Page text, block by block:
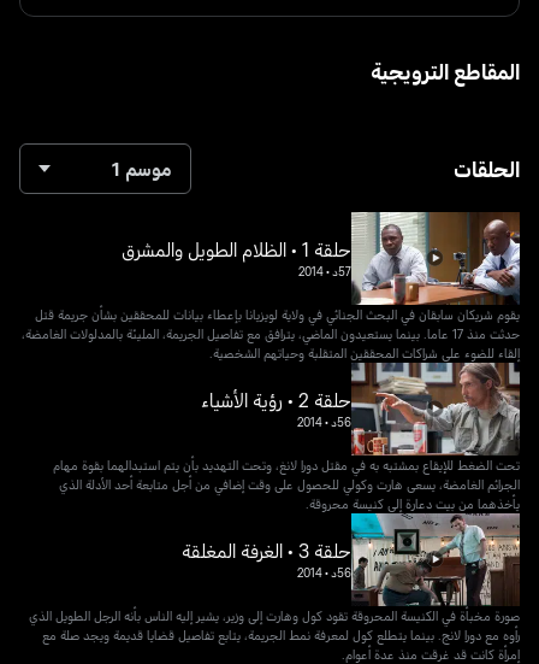
المقاطع الترويجية
الحلقات موسم 1
حلقة 1 • الظلام الطويل والمشرق
57د •
2014
يقوم شريكان سابقان في البحث الجنائي في ولاية لويزيانا بإعطاء بيانات للمحققين بشأن جريمة قتل
حدثت منذ 17 عاما. بينما يستعيدون الماضي، يترافق مع تفاصيل الجريمة، المليئة بالمدلولات الغامضة،
إلقاء للضوء على شراكات المحققين المتقلبة وحياتهم الشخصية.
حلقة 2 • رؤية الأشياء
56د •
2014
تحت الضغط للإيقاع بمشتبه به في مقتل دورا لانغ، وتحت التهديد بأن يتم استبدالهما بقوة مهام
الجرائم الغامضة، يسعى هارت وكولي للحصول على وقت إضافي من أجل متابعة أحد الأدلة الذي
يأخذهما من بيت دعارة إلى كنيسة محروقة.
حلقة 3 • الغرفة المغلقة
56د •
2014
صورة مخبأة في الكنيسة المحروقة تقود كول وهارت إلى وزير، يشير إليه الناس بأنه الرجل الطويل الذي
رأوه مع دورا لانج. بينما يتطلع كول لمعرفة نمط الجريمة، يتابع تفاصيل قضايا قديمة ويجد صلة مع
إمرأة كانت قد غرقت منذ عدة أعوام.